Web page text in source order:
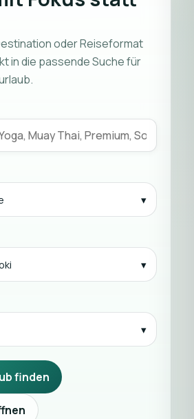
oder Reiseformat
in die passende Suche für
finden